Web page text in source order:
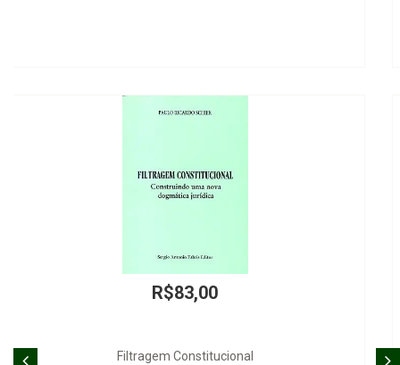
R$60,00
Manual de Direito Administrativo